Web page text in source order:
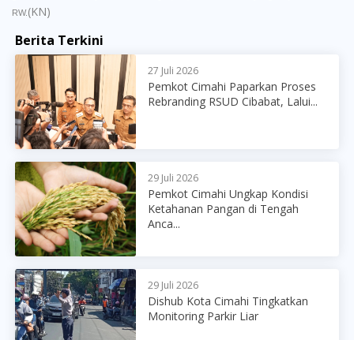
RW.(KN)
Berita Terkini
27 Juli 2026
Pemkot Cimahi Paparkan Proses
Rebranding RSUD Cibabat, Lalui...
29 Juli 2026
Pemkot Cimahi Ungkap Kondisi
Ketahanan Pangan di Tengah
Anca...
29 Juli 2026
Dishub Kota Cimahi Tingkatkan
Monitoring Parkir Liar